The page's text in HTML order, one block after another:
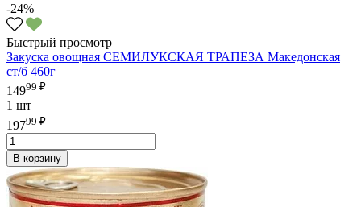
-24%
Быстрый просмотр
Закуска овощная СЕМИЛУКСКАЯ ТРАПЕЗА Македонская
ст/б 460г
14999 ₽
1 шт
19799 ₽
В корзину